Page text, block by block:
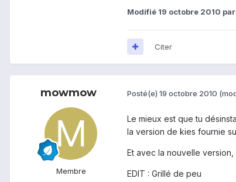
Modifié 19 octobre 2010
Citer
mowmow
Membre
Posté(e) 19 octobre 2010
Le mieux est que tu
la version de kies fournie
Et avec la nouvelle
EDIT : Grillé de peu